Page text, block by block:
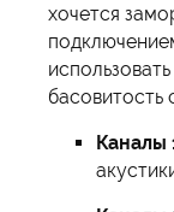
хочется
басовитость
Каналы